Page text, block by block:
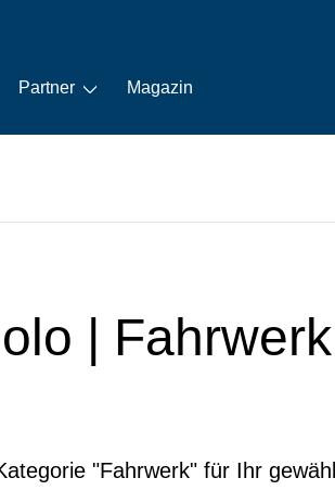
Partner Magazin
| Fahrwerk
"Fahrwerk" für Ihr